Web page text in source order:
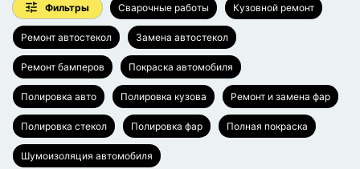
Фильтры Сварочные работы Кузовной ремонт
Ремонт автостекол Замена автостекол
Ремонт бамперов Покраска автомобиля
Полировка авто Полировка кузова Ремонт и замена фар
Полировка стекол Полировка фар Полная покраска
Шумоизоляция автомобиля